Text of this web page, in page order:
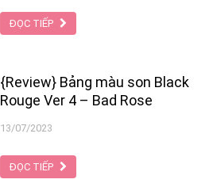
ĐỌC TIẾP
{Review} Bảng màu son Black
Rouge Ver 4 – Bad Rose
13/07/2023
ĐỌC TIẾP